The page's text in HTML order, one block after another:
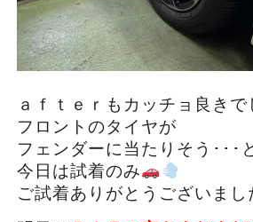
ａｆｔｅｒもカッチョ良きで
フロントのタイヤが
フェンダーに当たりそう･･･
今日は試着のみ
ご試着ありがとうございまし